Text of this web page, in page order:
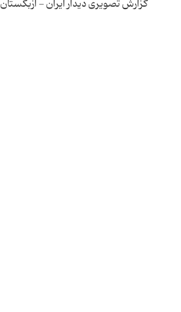
گزارش تصویری دیدار ایران - ازبکستان